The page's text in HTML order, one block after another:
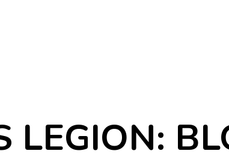
LEGION: